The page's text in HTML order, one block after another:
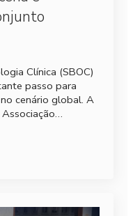
Clínica (SBOC)
passo para
cenário global. A